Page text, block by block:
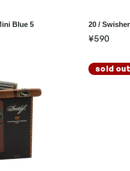
Blue 5 20 /
¥590
sold out